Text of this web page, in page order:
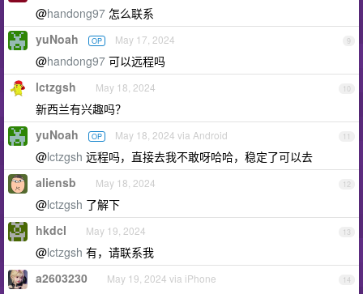
@handong97 怎么联系
9
yuNoah OP May 17, 2024
@handong97 可以远程吗
10
lctzgsh May 18, 2024
新西兰有兴趣吗？
11
yuNoah OP May 18, 2024 via Android
@lctzgsh 远程吗，直接去我不敢呀哈哈，稳定了可以去
12
aliensb May 18, 2024
@lctzgsh 了解下
13
hkdcl May 19, 2024
@lctzgsh 有，请联系我
14
a2603230 May 19, 2024 via iPhone